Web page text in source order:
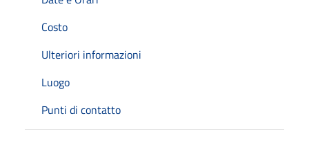
Costo
Ulteriori informazioni
Luogo
Punti di contatto